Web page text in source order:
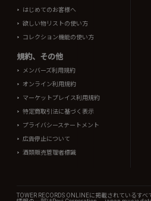
はじめてのお客様へ
欲しい物リストの使い方
コレクション機能の使い方
規約、その他
メンバーズ利用規約
オンライン利用規約
マーケットプレイス利用規約
特定商取引法に基づく表示
プライバシーステートメント
広告停止について
酒類販売管理者標識
TOWER RECORDS ONLINEに掲載されているす